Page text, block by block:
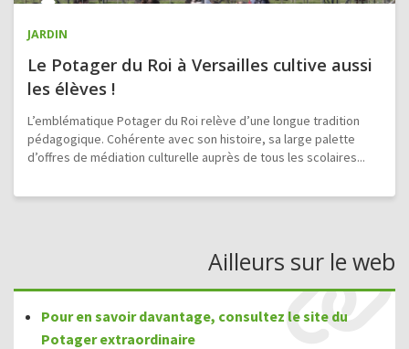
JARDIN
Le Potager du Roi à Versailles cultive aussi
les élèves !
L’emblématique Potager du Roi relève d’une longue tradition
pédagogique. Cohérente avec son histoire, sa large palette
d’offres de médiation culturelle auprès de tous les scolaires...
Ailleurs sur le web
Pour en savoir davantage, consultez le site du
Potager extraordinaire